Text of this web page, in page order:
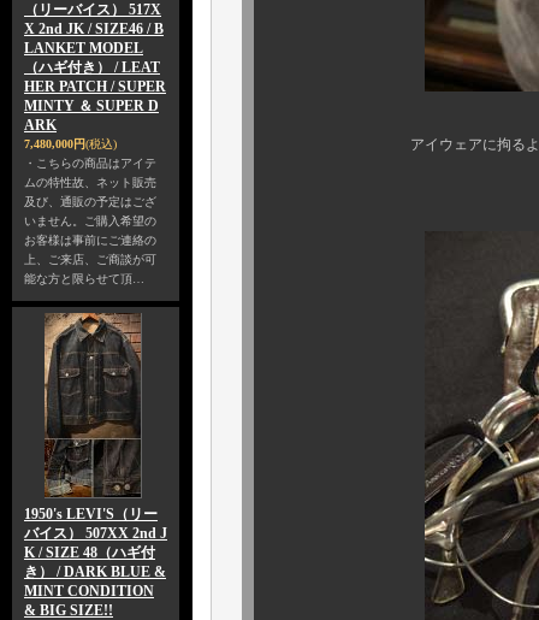
（リーバイス） 517X
X 2nd JK / SIZE46 / B
LANKET MODEL
（ハギ付き） / LEAT
HER PATCH / SUPER
MINTY ＆ SUPER D
ARK
7,480,000円(税込)
・こちらの商品はアイテ
ムの特性故、ネット販売
及び、通販の予定はござ
いません。ご購入希望の
お客様は事前にご連絡の
上、ご来店、ご商談が可
能な方と限らせて頂…
1950's LEVI'S（リー
バイス） 507XX 2nd J
K / SIZE 48（ハギ付
き） / DARK BLUE &
MINT CONDITION
& BIG SIZE!!
アイウェアに拘るように、や